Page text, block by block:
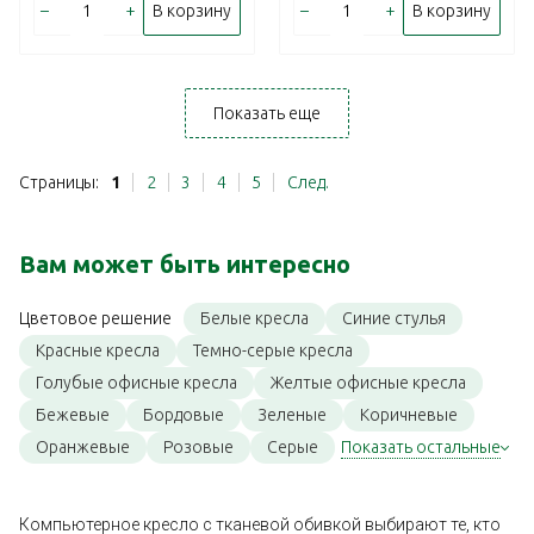
– + В корзину – + В корзину
Показать еще
Страницы: 1 2 3 4 5 След.
Вам может быть интересно
Цветовое решение Белые кресла
Синие стулья
Красные кресла
Темно-серые кресла
Голубые офисные кресла
Желтые офисные кресла
Бежевые
Бордовые Зеленые
Коричневые
Оранжевые
Розовые Серые Показать остальные
Компьютерное кресло с тканевой обивкой выбирают те, кто